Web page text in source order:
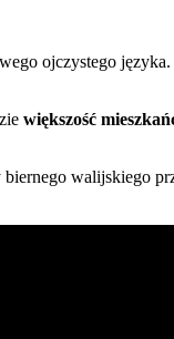
ojczystego
większość
walijskiego